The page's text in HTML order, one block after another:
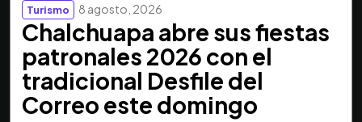
Turismo 8 agosto, 2026
Chalchuapa abre sus fiestas
patronales 2026 con el
tradicional Desfile del
Correo este domingo